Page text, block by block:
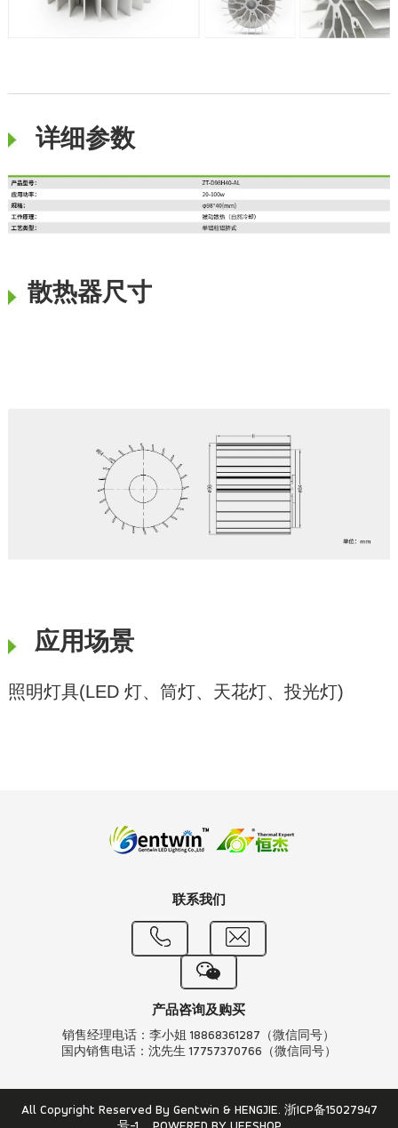
详细参数
散热器尺寸
应用场景
照明灯具(LED 灯、筒灯、天花灯、投光灯)
联系我们
产品咨询及购买
销售经理电话：李小姐 18868361287（微信同号）
国内销售电话：沈先生 17757370766（微信同号）
All Copyright Reserved By Gentwin & HENGJIE. 浙ICP备15027947